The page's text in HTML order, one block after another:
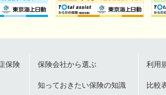
保険 保険会社から選ぶ
知っておきたい保険の知識
利用
比較